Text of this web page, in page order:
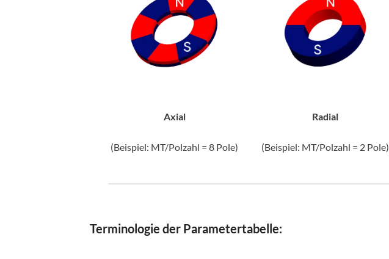
Axial
(Beispiel: MT/Polzahl = 8 Pole)
Radial
(Beispiel: MT/Polzahl = 2 Pole)
Terminologie der Parametertabelle: